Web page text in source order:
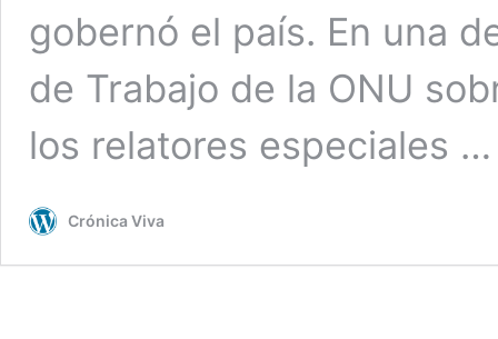
gobernó el país. En una
de Trabajo de la ONU
los relatores especiales
Crónica Viva